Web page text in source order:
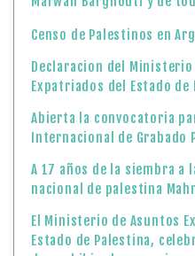
Censo de Palestinos en
Declaracion del
Expatriados del Estado de
Abierta la convocatoria
Internacional de Grabado
A 17 años de la siembra a
nacional de palestina
El Ministerio de Asuntos
Estado de Palestina,